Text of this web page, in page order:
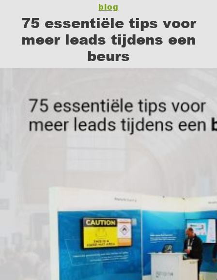
blog
75 essentiële tips voor
meer leads tijdens een
beurs